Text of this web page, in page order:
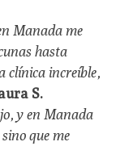
Manada me
hasta
clínica increíble,
S.
y en Manada
que me